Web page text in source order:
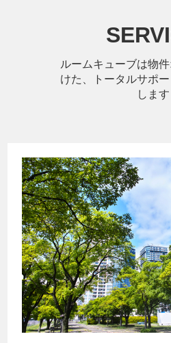
ルームキューブは物
けた、トータルサポ
します